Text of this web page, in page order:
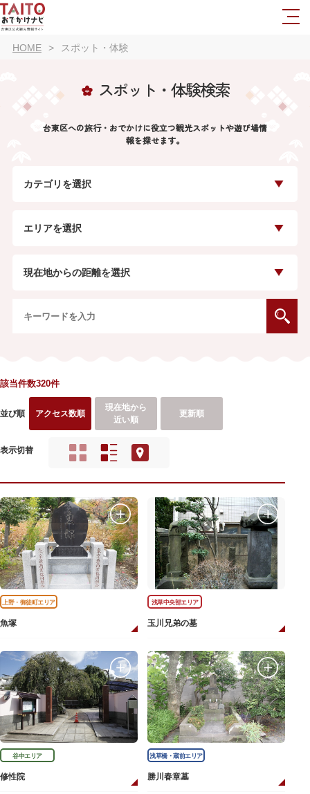
HOME スポット・体験
スポット・体験検索
台東区への旅行・おでかけに役立つ観光スポットや遊び場情
報を探せます。
カテゴリを選択
エリアを選択
現在地からの距離を選択
該当件数320件
並び順 アクセス数順
現在地から
近い順
更新順
表示切替
上野・御徒町エリア
魚塚
浅草中央部エリア
玉川兄弟の墓
谷中エリア
修性院
浅草橋・蔵前エリア
勝川春章墓